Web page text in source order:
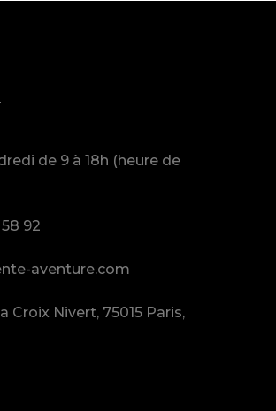
de 9 à 18h (heure de
92
aventure.com
Croix Nivert, 75015 Paris,